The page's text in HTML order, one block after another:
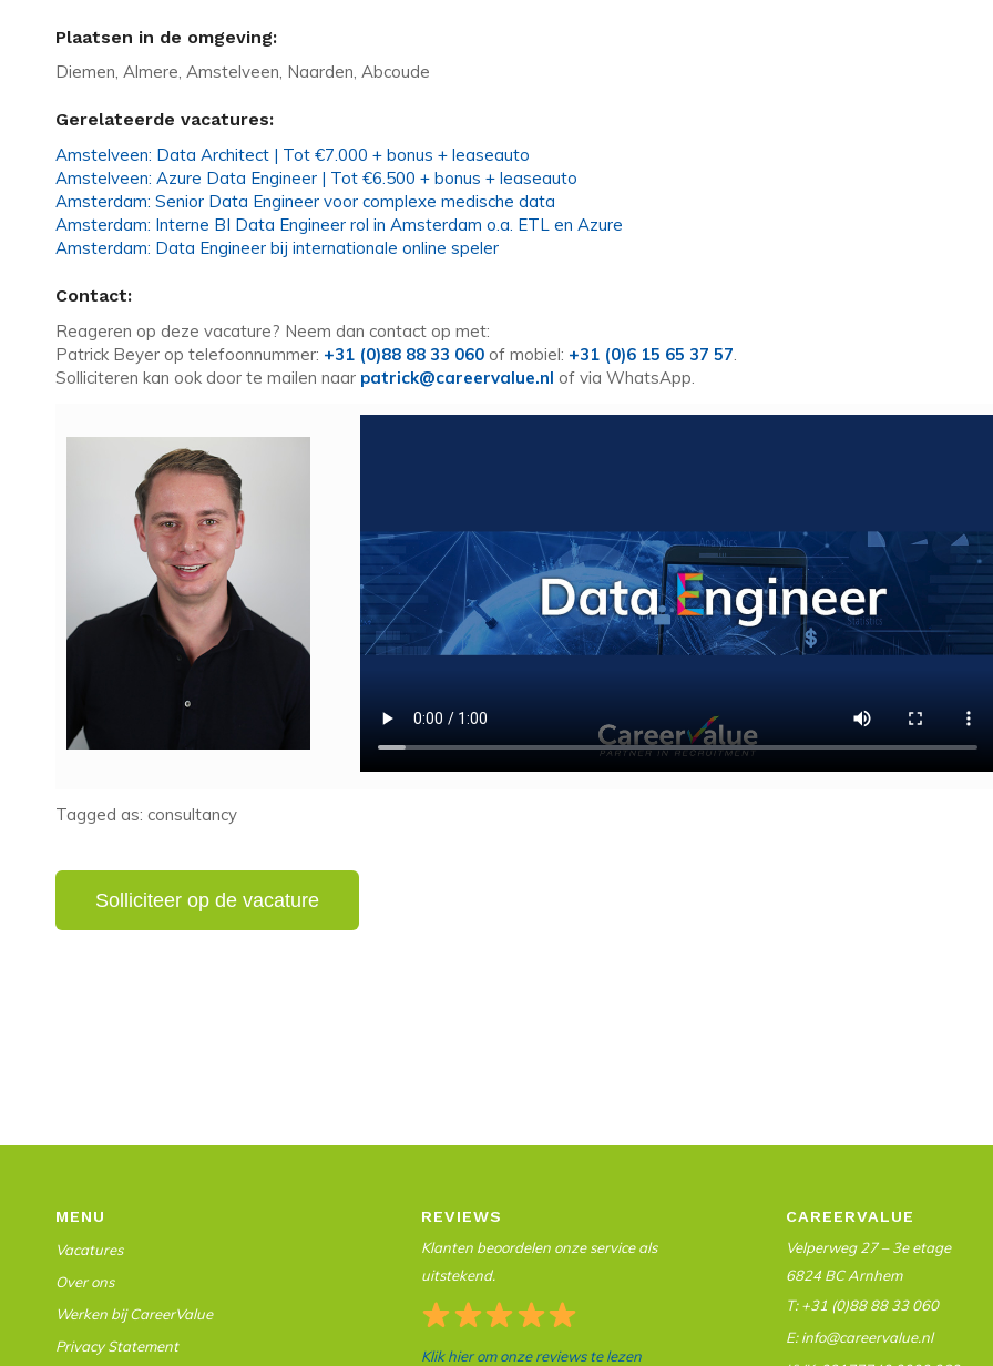
Plaatsen in de omgeving:
Diemen, Almere, Amstelveen, Naarden, Abcoude
Gerelateerde vacatures:
Amstelveen: Data Architect | Tot €7.000 + bonus + leaseauto
Amstelveen: Azure Data Engineer | Tot €6.500 + bonus + leaseauto
Amsterdam: Senior Data Engineer voor complexe medische data
Amsterdam: Interne BI Data Engineer rol in Amsterdam o.a. ETL en Azure
Amsterdam: Data Engineer bij internationale online speler
Contact:
Reageren op deze vacature? Neem dan contact op met:
Patrick Beyer op telefoonnummer: +31 (0)88 88 33 060 of mobiel: +31 (0)6 15 65 37 57.
Solliciteren kan ook door te mailen naar patrick@careervalue.nl of via WhatsApp.
Tagged as: consultancy
MENU
Vacatures
Over ons
Werken bij CareerValue
Privacy Statement
REVIEWS
Klanten beoordelen onze service als
uitstekend.
Klik hier om onze reviews te lezen
CAREERVALUE
Velperweg 27 – 3e etage
6824 BC Arnhem
T: +31 (0)88 88 33 060
E: info@careervalue.nl